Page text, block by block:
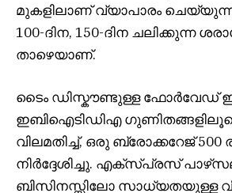
മുകളിലാണ് വ്യാപാരം
100-ദിന, 150-ദിന ചലിക്കുന്ന
താഴെയാണ്.
ടൈം ഡിസ്കൗണ്ടുള്ള ഫോർവേഡ്
ഇബിഐടിഡിഎ
വിലമതിച്ച്, ഒരു ബ്രോക്കറേജ്
നിർദ്ദേശിച്ചു. എക്‌സ്‌പ്രസ്
ബിസിനസ്സിലോ സാധ്യതയുള്ള